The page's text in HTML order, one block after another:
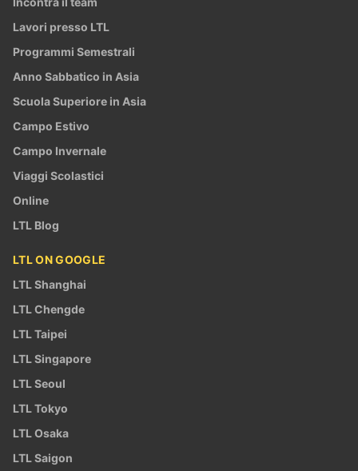
Lavori presso LTL
Programmi Semestrali
Anno Sabbatico in Asia
Scuola Superiore in Asia
Campo Estivo
Campo Invernale
Viaggi Scolastici
Online
LTL Blog
LTL ON GOOGLE
LTL Shanghai
LTL Chengde
LTL Taipei
LTL Singapore
LTL Seoul
LTL Tokyo
LTL Osaka
LTL Saigon